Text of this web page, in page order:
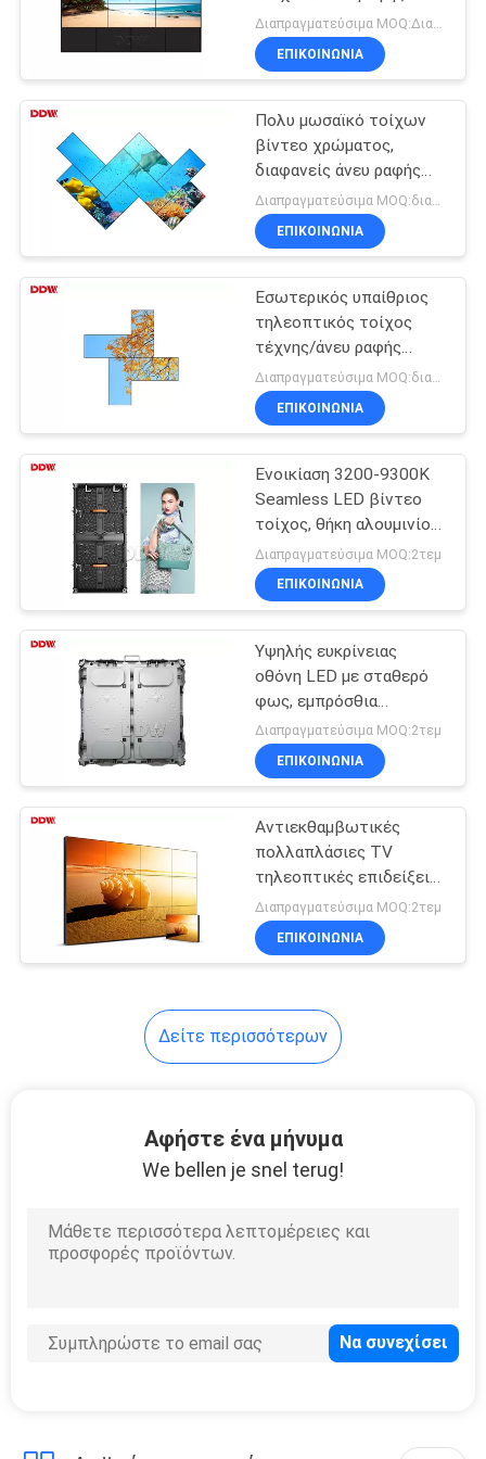
CASE
SITEMAP
PRIVACY
τηλεοπτικές επιδείξεις
60Hz τοίχων
Διαπραγματεύσιμα MOQ:Διαπραγματεύσιμο
ΕΠΙΚΟΙΝΩΝΊΑ
Πολυ μωσαϊκό τοίχων
βίντεο χρώματος,
διαφανείς άνευ ραφής
τηλεοπτικές επιδείξεις
τοίχων
ΕΠΙΚΟΙΝΩΝΊΑ
Εσωτερικός υπαίθριος
τηλεοπτικός τοίχος
τέχνης/άνευ ραφής
τηλεοπτικές επιδείξεις
τοίχων 350-700 ψείρες
ΕΠΙΚΟΙΝΩΝΊΑ
Ενοικίαση 3200-9300K
Seamless LED βίντεο
τοίχος, θήκη αλουμινίου
μεγάλη οθόνη τοίχος
Διαπραγματεύσιμα MOQ:2τεμ
ΕΠΙΚΟΙΝΩΝΊΑ
Υψηλής ευκρίνειας
οθόνη LED με σταθερό
φως, εμπρόσθια
υδατοασφαλής
εσωτερική οθόνη LED
Διαπραγματεύσιμα MOQ:2τεμ
ΕΠΙΚΟΙΝΩΝΊΑ
Αντιεκθαμβωτικές
πολλαπλάσιες TV
τηλεοπτικές επιδείξεις
τοίχων/τοίχων
λειτουργίας συναρμογών
άνευ ραφής τηλεοπτικές
Διαπραγματεύσιμα MOQ:2τεμ
ΕΠΙΚΟΙΝΩΝΊΑ
Δείτε περισσότερων
Αφήστε ένα μήνυμα
We bellen je snel terug!